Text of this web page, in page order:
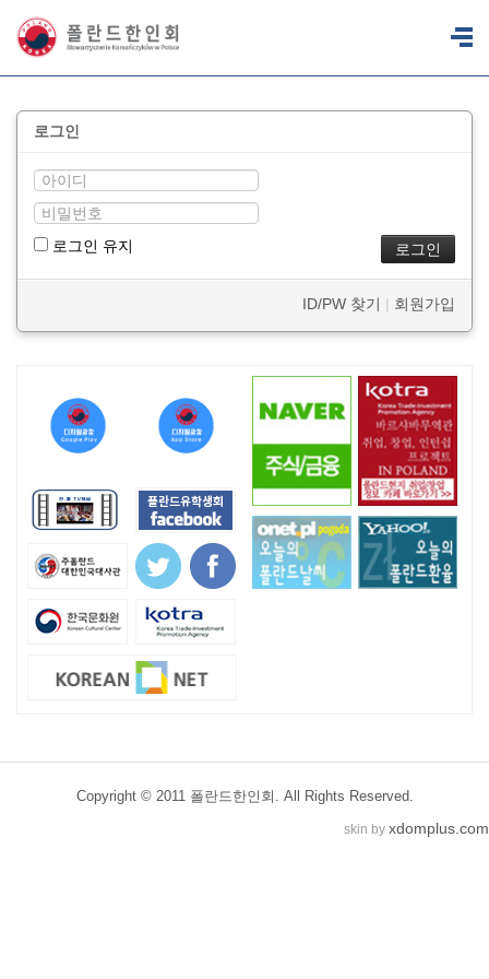
로그인
로그인 유지
ID/PW 찾기 | 회원가입
Copyright © 2011 폴란드한인회. All Rights Reserved.
skin by xdomplus.com